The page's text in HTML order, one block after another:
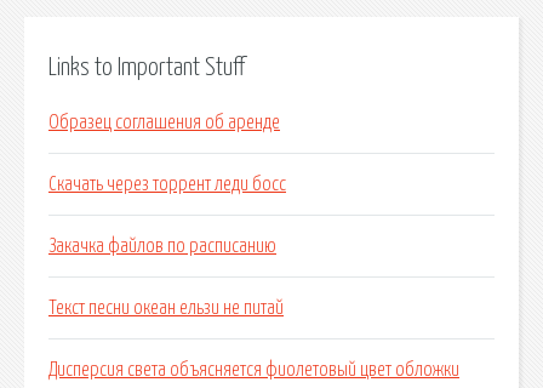
Links to Important Stuff
Образец соглашения об аренде
Скачать через торрент леди босс
Закачка файлов по расписанию
Текст песни океан ельзи не питай
Дисперсия света объясняется фиолетовый цвет обложки